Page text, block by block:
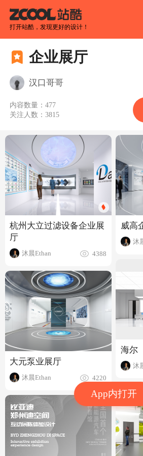
打开站酷，发现更好的设计！
App内打开
企业展厅
汉口哥哥
内容数量：477
关注人数：3815
杭州大立过滤设备企业展
厅
沐晨Ethan 4388
大元泵业展厅
沐晨Ethan 4220
威高
沐
海尔
沐